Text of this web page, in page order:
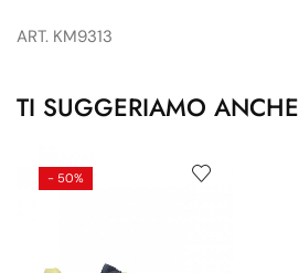
ART. KM9313
TI SUGGERIAMO ANCHE
- 50%